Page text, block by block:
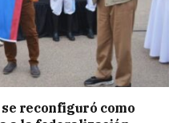
reconfiguró como